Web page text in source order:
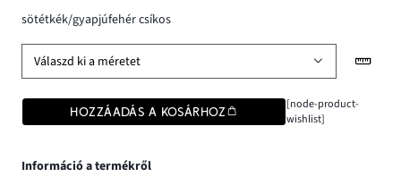
sötétkék/gyapjúfehér csíkos
Válaszd ki a méretet
HOZZÁADÁS A KOSÁRHOZ
[node-product-
wishlist]
Információ a termékről